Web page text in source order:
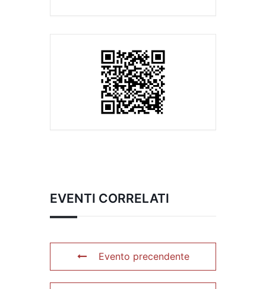
EVENTI CORRELATI
Evento precendente